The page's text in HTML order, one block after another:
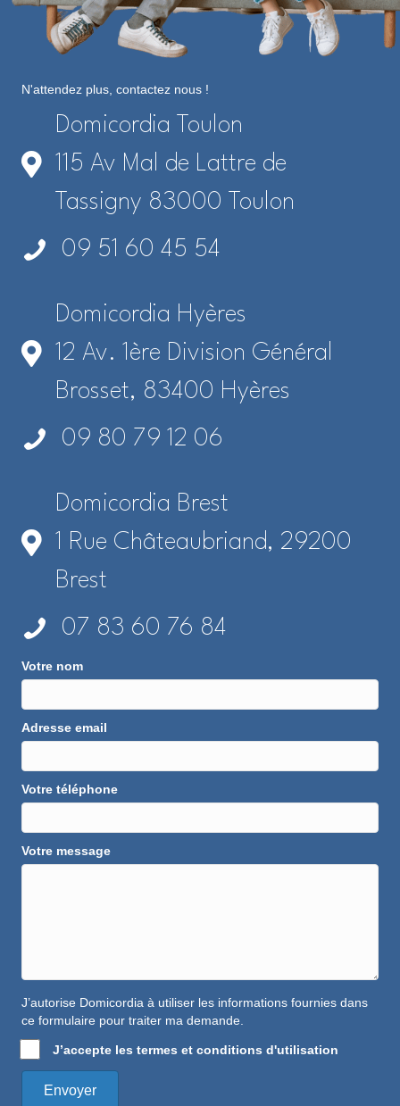
N'attendez plus, contactez nous !
Domicordia Toulon
115 Av Mal de Lattre de
Tassigny 83000 Toulon
09 51 60 45 54
Domicordia Hyères
12 Av. 1ère Division Général
Brosset, 83400 Hyères
09 80 79 12 06
Domicordia Brest
1 Rue Châteaubriand, 29200
Brest
07 83 60 76 84
Votre nom
Adresse email
Votre téléphone
Votre message
J’autorise Domicordia à utiliser les informations fournies dans
ce formulaire pour traiter ma demande.
J’accepte les termes et conditions d'utilisation
Envoyer